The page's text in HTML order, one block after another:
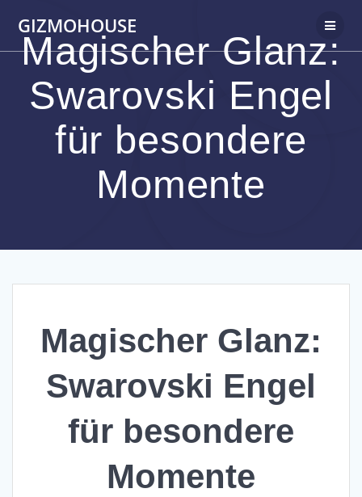
content
GIZMOHOUSE
Magischer Glanz:
Swarovski Engel
für besondere
Momente
Magischer Glanz:
Swarovski Engel
für besondere
Momente